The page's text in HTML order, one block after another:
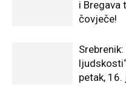
i Bregava
čovječe!
petak, 16.